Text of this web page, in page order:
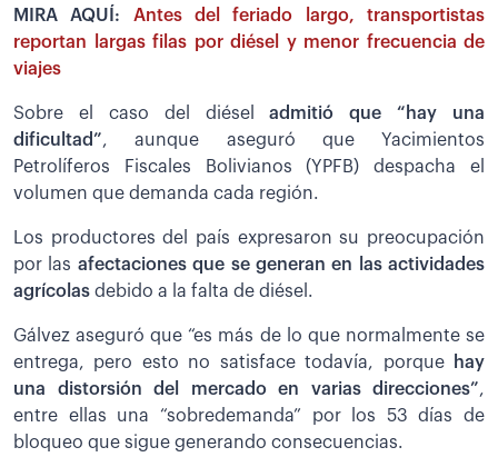
MIRA AQUÍ: Antes del feriado largo, transportistas
reportan largas filas por diésel y menor frecuencia de
viajes
Sobre el caso del diéseladmitió que “hay una
dificultad”, aunque aseguró que Yacimientos
Petrolíferos Fiscales Bolivianos (YPFB) despacha el
volumen que demanda cada región.
Los productores del país expresaron su preocupación
por las afectaciones que se generan en las actividades
agrícolas debido a la falta de diésel.
Gálvez aseguró que “es más de lo que normalmente se
entrega, pero esto no satisface todavía, porque
hay
una distorsión del mercado en varias direcciones”,
entre ellas una “sobredemanda” por los 53 días de
bloqueo que sigue generando consecuencias.